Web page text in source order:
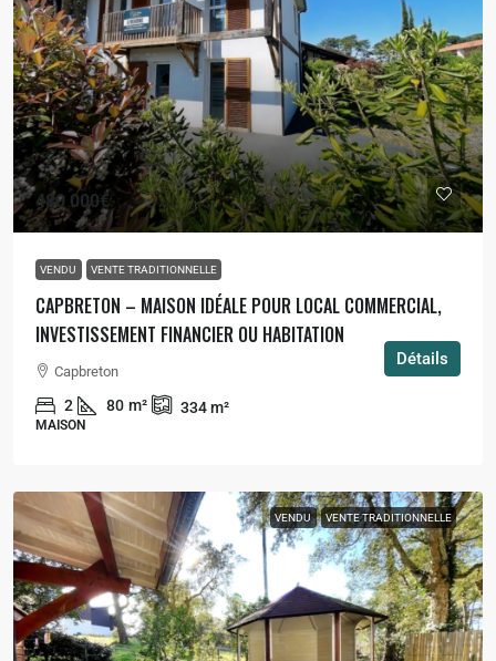
480 000€
VENDU VENTE TRADITIONNELLE
CAPBRETON – MAISON IDÉALE POUR LOCAL COMMERCIAL,
INVESTISSEMENT FINANCIER OU HABITATION
Capbreton
2 80 m² 334m²
MAISON
Détails
VENDU VENTE TRADITIONNELLE